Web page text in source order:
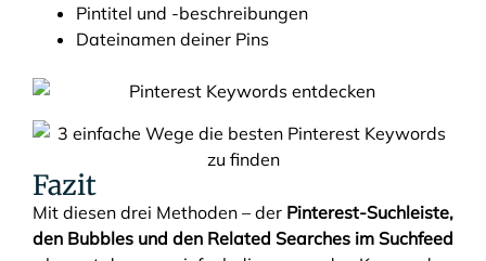
Pintitel und -beschreibungen
Dateinamen deiner Pins
Fazit
Mit diesen drei Methoden – der Pinterest-Suchleiste,
den Bubbles und den Related Searches im Suchfeed